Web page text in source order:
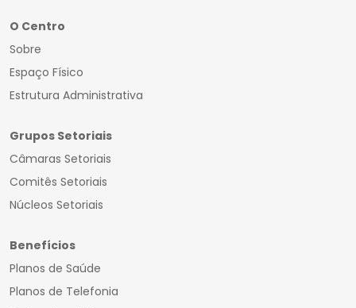
O Centro
Sobre
Espaço Físico
Estrutura Administrativa
Grupos Setoriais
Câmaras Setoriais
Comitês Setoriais
Núcleos Setoriais
Benefícios
Planos de Saúde
Planos de Telefonia